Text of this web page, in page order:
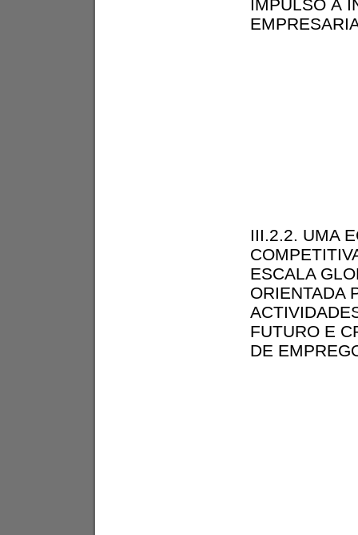
IMPULSO À
III.2.2. UMA
ESCALA
ORIENTADA
FUTURO E
DE